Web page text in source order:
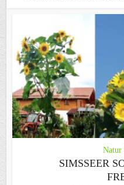
SIMSSEER